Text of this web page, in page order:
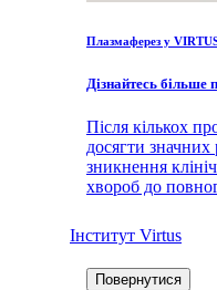
Плазмаферез у
Дізнайтесь більше
Після кількох
досягти значних
зникнення
хвороб до
Інститут Virtus
Повернутися